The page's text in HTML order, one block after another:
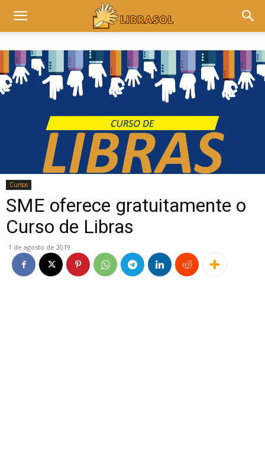
Cursos
SME oferece gratuitamente o
Curso de Libras
1 de agosto de 2019